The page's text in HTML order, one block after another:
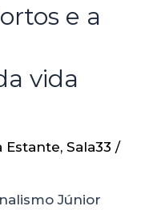
e a
vida
Estante, Sala33 /
Júnior